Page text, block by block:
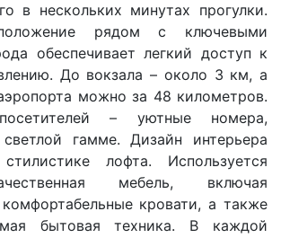
в нескольких минутах прогулки.
рядом с ключевыми
обеспечивает легкий доступ к
До вокзала – около 3 км, а
можно за 48 километров.
– уютные номера,
гамме. Дизайн интерьера
лофта. Используется
мебель, включая
кровати, а также
бытовая техника. В каждой